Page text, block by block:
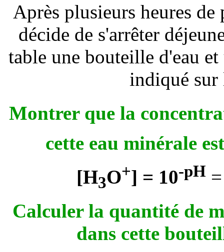
Après plusieurs heures
décide de s'arrêter
table une bouteille d'eau
indiqué sur
Montrer que la
cette eau minérale
[H3O+] = 10-pH
Calculer la quantité de
dans cette